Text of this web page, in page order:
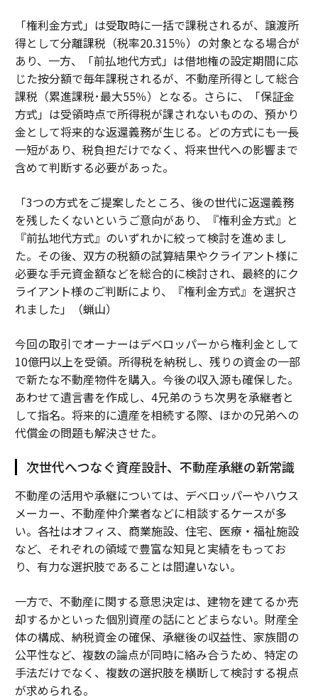
「権利金方式」は受取時に一括で課税されるが、譲渡所
得として分離課税（税率20.315％）の対象となる場合が
あり、一方、「前払地代方式」は借地権の設定期間に応
じた按分額で毎年課税されるが、不動産所得として総合
課税（累進課税･最大55％）となる。さらに、「保証金
方式」は受領時点で所得税が課されないものの、預かり
金として将来的な返還義務が生じる。どの方式にも一長
一短があり、税負担だけでなく、将来世代への影響まで
含めて判断する必要があった。
「3つの方式をご提案したところ、後の世代に返還義務
を残したくないというご意向があり、『権利金方式』と
『前払地代方式』のいずれかに絞って検討を進めまし
た。その後、双方の税額の試算結果やクライアント様に
必要な手元資金額などを総合的に検討され、最終的にク
ライアント様のご判断により、『権利金方式』を選択さ
れました」（蝋山）
今回の取引でオーナーはデベロッパーから権利金として
10億円以上を受領。所得税を納税し、残りの資金の一部
で新たな不動産物件を購入。今後の収入源も確保した。
あわせて遺言書を作成し、4兄弟のうち次男を承継者と
して指名。将来的に遺産を相続する際、ほかの兄弟への
代償金の問題も解決させた。
次世代へつなぐ資産設計、不動産承継の新常識
不動産の活用や承継については、デベロッパーやハウス
メーカー、不動産仲介業者などに相談するケースが多
い。各社はオフィス、商業施設、住宅、医療・福祉施設
など、それぞれの領域で豊富な知見と実績をもってお
り、有力な選択肢であることは間違いない。
一方で、不動産に関する意思決定は、建物を建てるか売
却するかといった個別資産の話にとどまらない。財産全
体の構成、納税資金の確保、承継後の収益性、家族間の
公平性など、複数の論点が同時に絡み合うため、特定の
手法だけでなく、複数の選択肢を横断して検討する視点
が求められる。